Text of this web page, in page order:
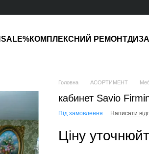
SALE%КОМПЛЕКСНИЙ РЕМОНТ
Головна АСОРТИМЕНТ
кабинет Savio
Під замовлення Написати
Ціну